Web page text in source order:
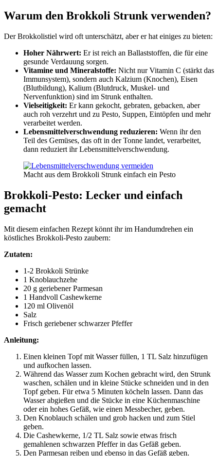
Warum den Brokkoli Strunk verwenden?
Der Brokkolistiel wird oft unterschätzt, aber er hat einiges zu bieten:
Hoher Nährwert: Er ist reich an Ballaststoffen, die für eine
gesunde Verdauung sorgen.
Vitamine und Mineralstoffe: Nicht nur Vitamin C (stärkt das
Immunsystem), sondern auch Kalzium (Knochen), Eisen
(Blutbildung), Kalium (Blutdruck, Muskel- und
Nervenfunktion) sind im Strunk enthalten.
Vielseitigkeit: Er kann gekocht, gebraten, gebacken, aber
auch roh verzehrt und zu Pesto, Suppen, Eintöpfen und mehr
verarbeitet werden.
Lebensmittelverschwendung reduzieren: Wenn ihr den
Teil des Gemüses, das oft in der Tonne landet, verarbeitet,
dann reduziert ihr Lebensmittelverschwendung.
Macht aus dem Brokkoli Strunk einfach ein Pesto
Brokkoli-Pesto: Lecker und einfach
gemacht
Mit diesem einfachen Rezept könnt ihr im Handumdrehen ein
köstliches Brokkoli-Pesto zaubern:
Zutaten:
1-2 Brokkoli Strünke
1 Knoblauchzehe
20 g geriebener Parmesan
1 Handvoll Cashewkerne
120 ml Olivenöl
Salz
Frisch geriebener schwarzer Pfeffer
Anleitung:
Einen kleinen Topf mit Wasser füllen, 1 TL Salz hinzufügen
und aufkochen lassen.
Während das Wasser zum Kochen gebracht wird, den Strunk
waschen, schälen und in kleine Stücke schneiden und in den
Topf geben. Für etwa 5 Minuten köcheln lassen. Dann das
Wasser abgießen und die Stücke in eine Küchenmaschine
oder ein hohes Gefäß, wie einen Messbecher, geben.
Den Knoblauch schälen und grob hacken und zum Stiel
geben.
Die Cashewkerne, 1/2 TL Salz sowie etwas frisch
gemahlenen schwarzen Pfeffer in das Gefäß geben.
Den Parmesan reiben und ebenso in das Gefäß geben.